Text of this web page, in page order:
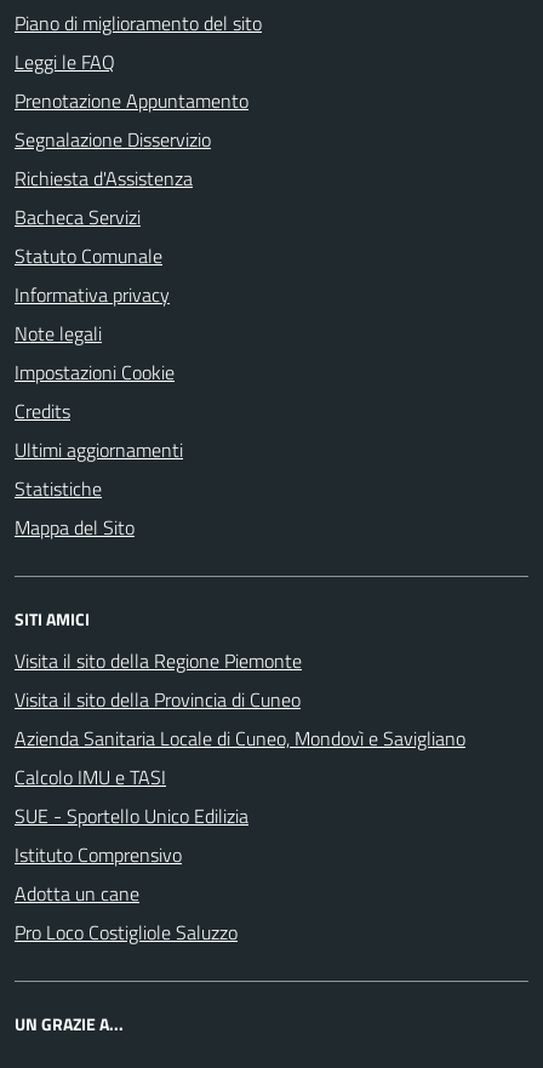
Piano di miglioramento del sito
Leggi le FAQ
Prenotazione Appuntamento
Segnalazione Disservizio
Richiesta d'Assistenza
Bacheca Servizi
Statuto Comunale
Informativa privacy
Note legali
Impostazioni Cookie
Credits
Ultimi aggiornamenti
Statistiche
Mappa del Sito
SITI AMICI
Visita il sito della Regione Piemonte
Visita il sito della Provincia di Cuneo
Azienda Sanitaria Locale di Cuneo, Mondovì e Savigliano
Calcolo IMU e TASI
SUE - Sportello Unico Edilizia
Istituto Comprensivo
Adotta un cane
Pro Loco Costigliole Saluzzo
UN GRAZIE A...